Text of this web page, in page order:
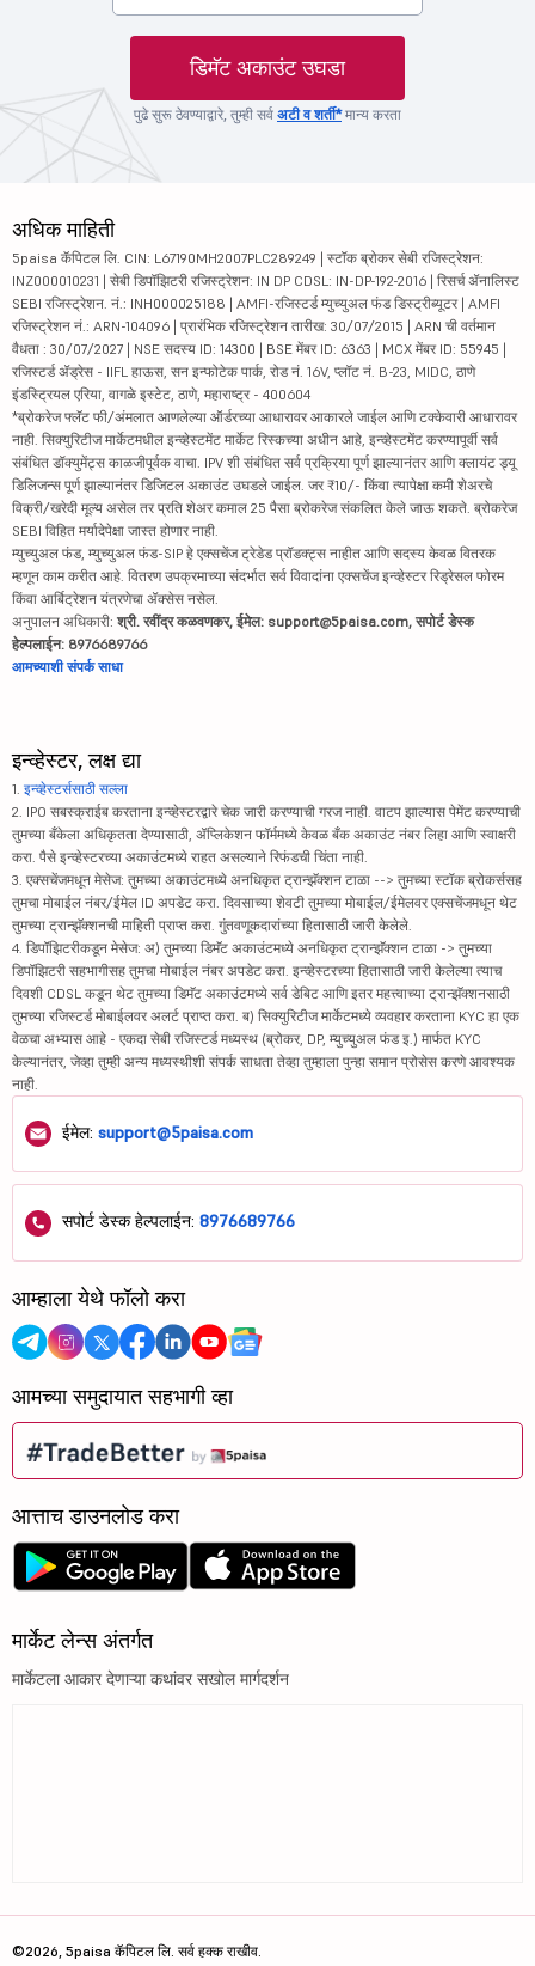
डिमॅट अकाउंट उघडा
पुढे सुरू ठेवण्याद्वारे, तुम्ही सर्व अटी व शर्ती*मान्य करता
अधिक माहिती
5paisa कॅपिटल लि. CIN: L67190MH2007PLC289249 | स्टॉक ब्रोकर सेबी रजिस्ट्रेशन:
INZ000010231 | सेबी डिपॉझिटरी रजिस्ट्रेशन: IN DP CDSL: IN-DP-192-2016 | रिसर्च ॲनालिस्ट
SEBI रजिस्ट्रेशन. नं.: INH000025188 | AMFI-रजिस्टर्ड म्युच्युअल फंड डिस्ट्रीब्यूटर | AMFI
रजिस्ट्रेशन नं.: ARN-104096 | प्रारंभिक रजिस्ट्रेशन तारीख: 30/07/2015 | ARN ची वर्तमान
वैधता : 30/07/2027 | NSE सदस्य ID: 14300 | BSE मेंबर ID: 6363 | MCX मेंबर ID: 55945 |
रजिस्टर्ड ॲड्रेस - IIFL हाऊस, सन इन्फोटेक पार्क, रोड नं. 16V, प्लॉट नं. B-23, MIDC, ठाणे
इंडस्ट्रियल एरिया, वागळे इस्टेट, ठाणे, महाराष्ट्र - 400604
*ब्रोकरेज फ्लॅट फी/अंमलात आणलेल्या ऑर्डरच्या आधारावर आकारले जाईल आणि टक्केवारी आधारावर
नाही. सिक्युरिटीज मार्केटमधील इन्व्हेस्टमेंट मार्केट रिस्कच्या अधीन आहे, इन्व्हेस्टमेंट करण्यापूर्वी सर्व
संबंधित डॉक्युमेंट्स काळजीपूर्वक वाचा. IPV शी संबंधित सर्व प्रक्रिया पूर्ण झाल्यानंतर आणि क्लायंट ड्यू
डिलिजन्स पूर्ण झाल्यानंतर डिजिटल अकाउंट उघडले जाईल. जर ₹10/- किंवा त्यापेक्षा कमी शेअरचे
विक्री/खरेदी मूल्य असेल तर प्रति शेअर कमाल 25 पैसा ब्रोकरेज संकलित केले जाऊ शकते. ब्रोकरेज
SEBI विहित मर्यादेपेक्षा जास्त होणार नाही.
म्युच्युअल फंड, म्युच्युअल फंड-SIP हे एक्सचेंज ट्रेडेड प्रॉडक्ट्स नाहीत आणि सदस्य केवळ वितरक
म्हणून काम करीत आहे. वितरण उपक्रमाच्या संदर्भात सर्व विवादांना एक्सचेंज इन्व्हेस्टर रिड्रेसल फोरम
किंवा आर्बिट्रेशन यंत्रणेचा ॲक्सेस नसेल.
अनुपालन अधिकारी: श्री. रवींद्र कळवणकर, ईमेल: support@5paisa.com, सपोर्ट डेस्क
हेल्पलाईन: 8976689766
आमच्याशी संपर्क साधा
इन्व्हेस्टर, लक्ष द्या
1. इन्व्हेस्टर्ससाठी सल्ला
2. IPO सबस्क्राईब करताना इन्व्हेस्टरद्वारे चेक जारी करण्याची गरज नाही. वाटप झाल्यास पेमेंट करण्याची
तुमच्या बँकेला अधिकृतता देण्यासाठी, ॲप्लिकेशन फॉर्ममध्ये केवळ बँक अकाउंट नंबर लिहा आणि स्वाक्षरी
करा. पैसे इन्व्हेस्टरच्या अकाउंटमध्ये राहत असल्याने रिफंडची चिंता नाही.
3. एक्सचेंजमधून मेसेज: तुमच्या अकाउंटमध्ये अनधिकृत ट्रान्झॅक्शन टाळा --> तुमच्या स्टॉक ब्रोकर्ससह
तुमचा मोबाईल नंबर/ईमेल ID अपडेट करा. दिवसाच्या शेवटी तुमच्या मोबाईल/ईमेलवर एक्सचेंजमधून थेट
तुमच्या ट्रान्झॅक्शनची माहिती प्राप्त करा. गुंतवणूकदारांच्या हितासाठी जारी केलेले.
4. डिपॉझिटरीकडून मेसेज: अ) तुमच्या डिमॅट अकाउंटमध्ये अनधिकृत ट्रान्झॅक्शन टाळा -> तुमच्या
डिपॉझिटरी सहभागीसह तुमचा मोबाईल नंबर अपडेट करा. इन्व्हेस्टरच्या हितासाठी जारी केलेल्या त्याच
दिवशी CDSL कडून थेट तुमच्या डिमॅट अकाउंटमध्ये सर्व डेबिट आणि इतर महत्त्वाच्या ट्रान्झॅक्शनसाठी
तुमच्या रजिस्टर्ड मोबाईलवर अलर्ट प्राप्त करा. ब) सिक्युरिटीज मार्केटमध्ये व्यवहार करताना KYC हा एक
वेळचा अभ्यास आहे - एकदा सेबी रजिस्टर्ड मध्यस्थ (ब्रोकर, DP, म्युच्युअल फंड इ.) मार्फत KYC
केल्यानंतर, जेव्हा तुम्ही अन्य मध्यस्थीशी संपर्क साधता तेव्हा तुम्हाला पुन्हा समान प्रोसेस करणे आवश्यक
नाही.
ईमेल: support@5paisa.com
सपोर्ट डेस्क हेल्पलाईन: 8976689766
आम्हाला येथे फॉलो करा
आमच्या समुदायात सहभागी व्हा
आत्ताच डाउनलोड करा
मार्केट लेन्स अंतर्गत
मार्केटला आकार देणाऱ्या कथांवर सखोल मार्गदर्शन
©2026, 5paisa कॅपिटल लि. सर्व हक्क राखीव.